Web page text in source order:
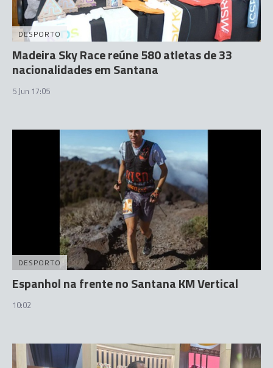
DESPORTO
Madeira Sky Race reúne 580 atletas de 33
nacionalidades em Santana
5 Jun 17:05
DESPORTO
Espanhol na frente no Santana KM Vertical
10:02